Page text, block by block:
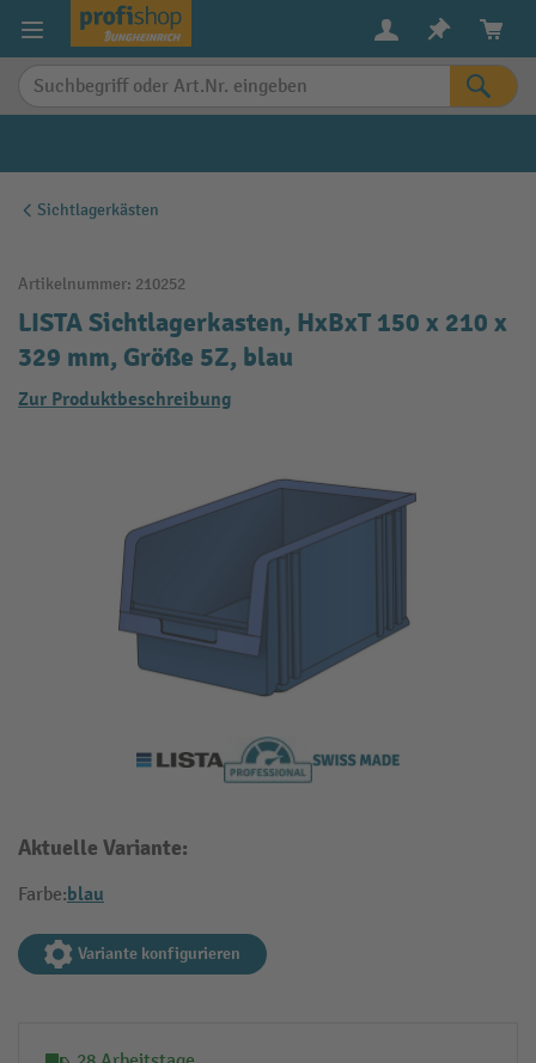
springen
Sichtlagerkästen
Artikelnummer: 210252
LISTA Sichtlagerkasten, HxBxT 150 x 210 x
329 mm, Größe 5Z, blau
Zur Produktbeschreibung
Aktuelle Variante:
Farbe:blau
Variante konfigurieren